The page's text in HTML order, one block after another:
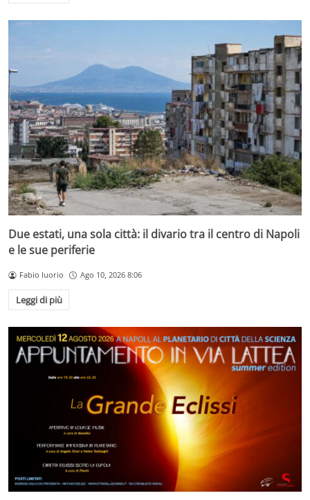
Due estati, una sola città: il divario tra il centro di Napoli
e le sue periferie
Fabio Iuorio Ago 10, 2026 8:06
Leggi di più